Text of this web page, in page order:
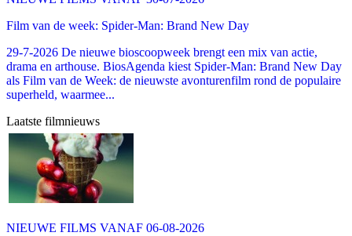
Film van de week: Spider-Man: Brand New Day
29-7-2026 De nieuwe bioscoopweek brengt een mix van actie,
drama en arthouse. BiosAgenda kiest Spider-Man: Brand New Day
als Film van de Week: de nieuwste avonturenfilm rond de populaire
superheld, waarmee...
Laatste filmnieuws
NIEUWE FILMS VANAF 06-08-2026